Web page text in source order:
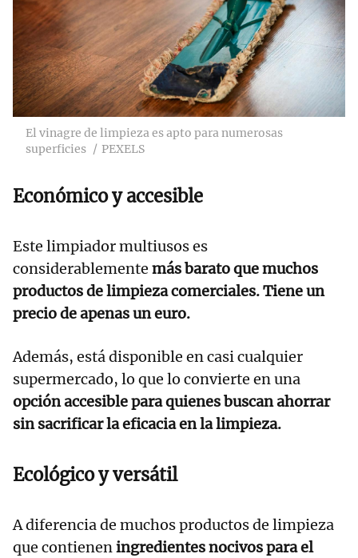
El vinagre de limpieza es apto para numerosas
superficies
PEXELS
Económico y accesible
Este limpiador multiusos es
considerablemente más barato que muchos
productos de limpieza comerciales. Tiene un
precio de apenas un euro.
Además, está disponible en casi cualquier
supermercado, lo que lo convierte en una
opción accesible para quienes buscan ahorrar
sin sacrificar la eficacia en la limpieza.
Ecológico y versátil
A diferencia de muchos productos de limpieza
que contieneningredientes nocivos para el